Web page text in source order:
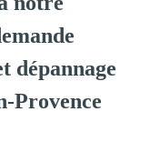
dépannage
Provence